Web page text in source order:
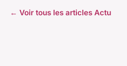
← Voir tous les articles Actu